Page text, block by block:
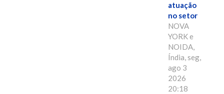
atuação
no setor
NOVA
YORK e
NOIDA,
Índia, seg,
ago 3
2026
20:18